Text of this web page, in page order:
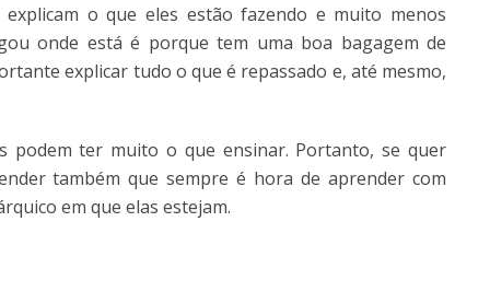
o que eles estão fazendo e muito menos
onde está é porque tem uma boa bagagem de
explicar tudo o que é repassado e, até mesmo,
podem ter muito o que ensinar. Portanto, se quer
também que sempre é hora de aprender com
em que elas estejam.